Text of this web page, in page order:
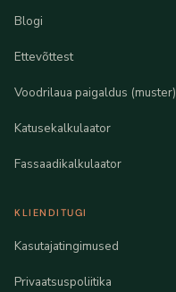
Blogi
Ettevõttest
Voodrilaua paigaldus (muster)
Katusekalkulaator
Fassaadikalkulaator
KLIENDITUGI
Kasutajatingimused
Privaatsuspoliitika